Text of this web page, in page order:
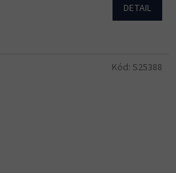
DETAIL
Kód: S25388